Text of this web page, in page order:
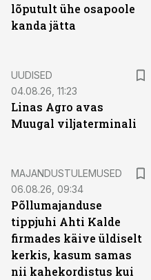
lõputult ühe osapoole
kanda jätta
UUDISED
04.08.26, 11:23
Linas Agro avas
Muugal viljaterminali
MAJANDUSTULEMUSED
06.08.26, 09:34
Põllumajanduse
tippjuhi Ahti Kalde
firmades käive üldiselt
kerkis, kasum samas
nii kahekordistus kui